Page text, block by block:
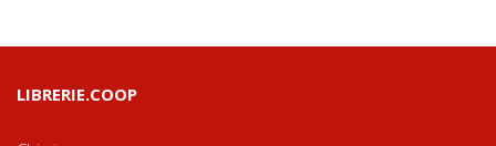
LIBRERIE.COOP